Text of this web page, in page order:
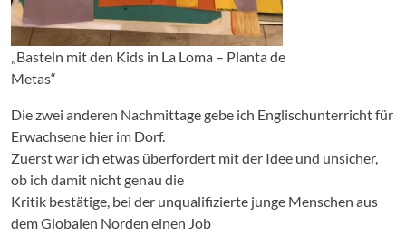
„Basteln mit den Kids in La Loma – Planta de
Metas“
Die zwei anderen Nachmittage gebe ich Englischunterricht für
Erwachsene hier im Dorf.
Zuerst war ich etwas überfordert mit der Idee und unsicher,
ob ich damit nicht genau die
Kritik bestätige, bei der unqualifizierte junge Menschen aus
dem Globalen Norden einen Job